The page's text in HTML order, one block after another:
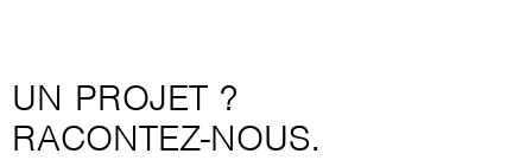
UN PROJET ?
RACONTEZ-NOUS.